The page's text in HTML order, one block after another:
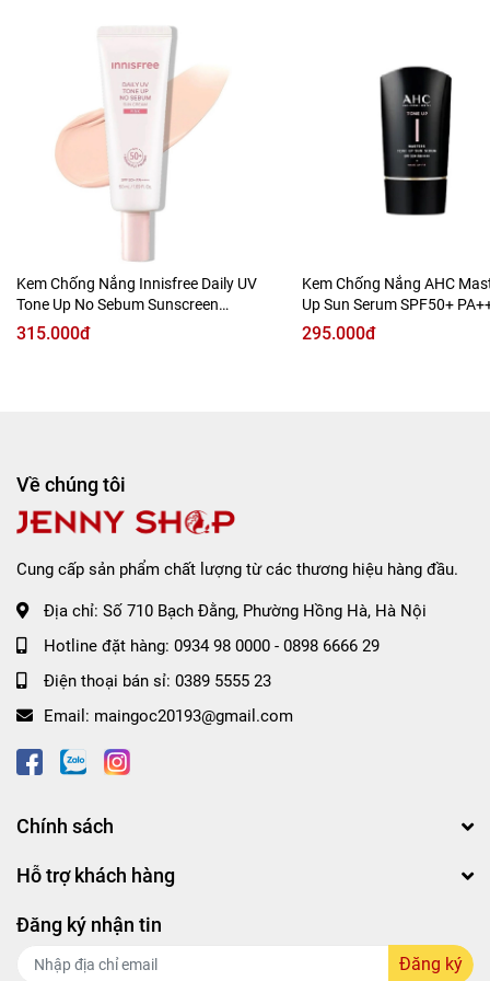
giúp kiểm soát dầu thừa hiệu quả mà vẫn duy trì độ ẩm tự
nhiên của da.
Kem Chống Nắng Innisfree Daily UV
Tone Up No Sebum Sunscreen
SPF50+ PA++++
315.000đ
Kem Chống Nắng AHC
Up Sun Serum SPF50+
295.000đ
Về chúng tôi
Cung cấp sản phẩm chất lượng từ các thương hiệu hàng đầu.
Địa chỉ: Số 710 Bạch Đằng, Phường Hồng Hà, Hà Nội
Hotline đặt hàng: 0934 98 0000 - 0898 6666 29
Điện thoại bán sỉ: 0389 5555 23
Email: maingoc20193@gmail.com
Chính sách
Hỗ trợ khách hàng
Đăng ký nhận tin
Đăng ký